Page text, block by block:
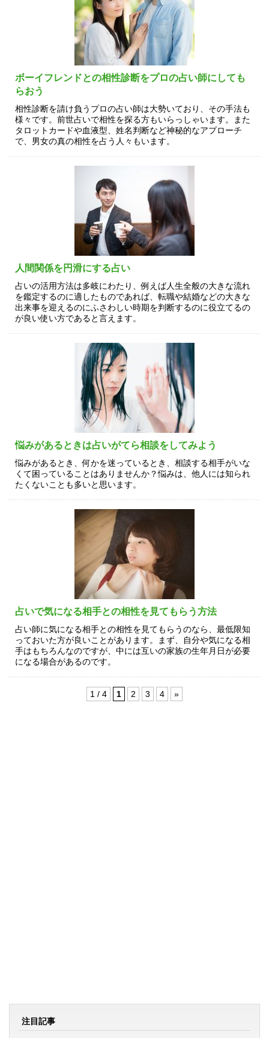
ボーイフレンドとの相性診断をプロの占い師にしても
らおう
相性診断を請け負うプロの占い師は大勢いており、その手法も
様々です。前世占いで相性を探る方もいらっしゃいます。また
タロットカードや血液型、姓名判断など神秘的なアプローチ
で、男女の真の相性を占う人々もいます。
人間関係を円滑にする占い
占いの活用方法は多岐にわたり、例えば人生全般の大きな流れ
を鑑定するのに適したものであれば、転職や結婚などの大きな
出来事を迎えるのにふさわしい時期を判断するのに役立てるの
が良い使い方であると言えます。
悩みがあるときは占いがてら相談をしてみよう
悩みがあるとき、何かを迷っているとき、相談する相手がいな
くて困っていることはありませんか？悩みは、他人には知られ
たくないことも多いと思います。
占いで気になる相手との相性を見てもらう方法
占い師に気になる相手との相性を見てもらうのなら、最低限知
っておいた方が良いことがあります。まず、自分や気になる相
手はもちろんなのですが、中には互いの家族の生年月日が必要
になる場合があるのです。
1 / 4 1 2 3 4 »
注目記事